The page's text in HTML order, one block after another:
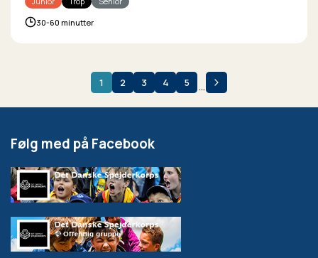
30-60 minutter
1 2 3 4 5 …
Følg med på Facebook